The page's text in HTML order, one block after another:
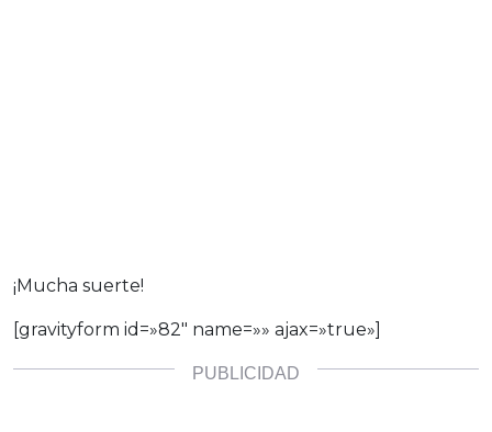
¡Mucha suerte!
[gravityform id=»82″ name=»» ajax=»true»]